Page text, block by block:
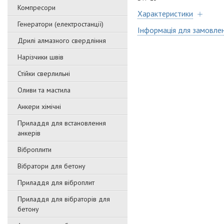
Компресори
Генератори (електростанції)
Дрилі алмазного свердління
Нарізчики швів
Стійки сверлильні
Оливи та мастила
Анкери хімічні
Приладдя для встановлення
анкерів
Віброплити
Вібратори для бетону
Приладдя для віброплит
Приладдя для вібраторів для
бетону
Характеристики
Інформація для